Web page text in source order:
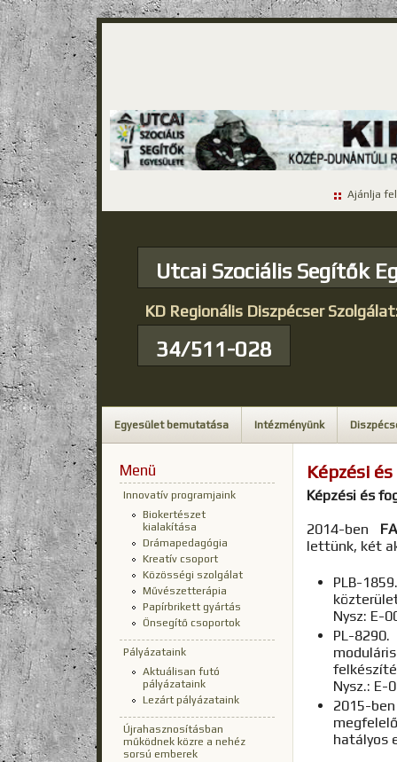
Ajánlja
Utcai Szociális Segítők
KD Regionális Diszpécser
34/511-028
Egyesület bemutatása Intézményünk
Menü
Innovatív programjaink
Biokertészet
kialakítása
Drámapedagógia
Kreatív csoport
Közösségi szolgálat
Művészetterápia
Papírbrikett gyártás
Önsegítő csoportok
Pályázataink
Aktuálisan futó
pályázataink
Lezárt pályázataink
Újrahasznosításban
működnek közre a nehéz
sorsú emberek
Képzési
Képzési és
2014-ben
lettünk, két
PLB-
Nysz: E-
PL-
Nysz.: E-
2015-
hatályos